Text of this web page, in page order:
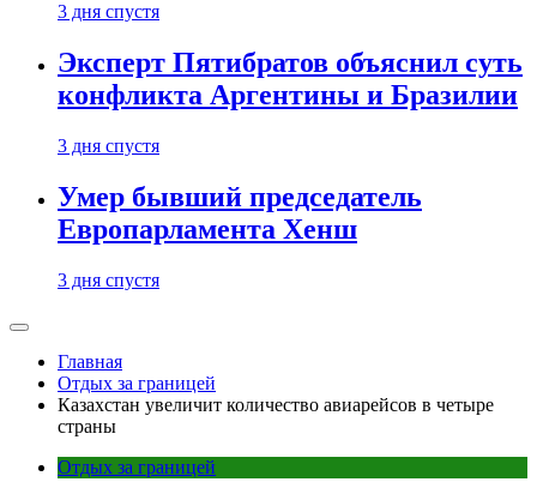
3 дня спустя
Эксперт Пятибратов объяснил суть
конфликта Аргентины и Бразилии
3 дня спустя
Умер бывший председатель
Европарламента Хенш
3 дня спустя
Главная
Отдых за границей
Казахстан увеличит количество авиарейсов в четыре
страны
Отдых за границей